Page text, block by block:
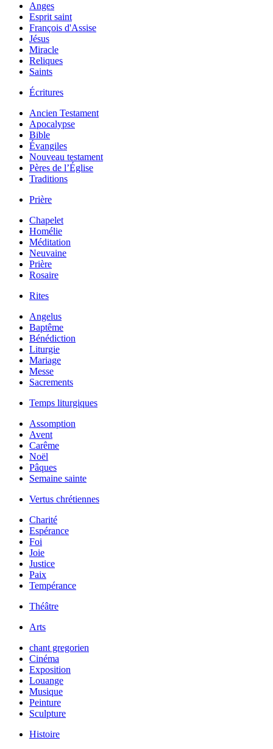
Anges
Esprit saint
François d'Assise
Jésus
Miracle
Reliques
Saints
Écritures
Ancien Testament
Apocalypse
Bible
Évangiles
Nouveau testament
Pères de l’Église
Traditions
Prière
Chapelet
Homélie
Méditation
Neuvaine
Prière
Rosaire
Rites
Angelus
Baptême
Bénédiction
Liturgie
Mariage
Messe
Sacrements
Temps liturgiques
Assomption
Avent
Carême
Noël
Pâques
Semaine sainte
Vertus chrétiennes
Charité
Espérance
Foi
Joie
Justice
Paix
Tempérance
Théâtre
Arts
chant gregorien
Cinéma
Exposition
Louange
Musique
Peinture
Sculpture
Histoire